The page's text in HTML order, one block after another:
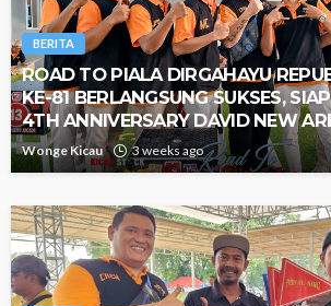
BERITA
ROAD TO PIALA DIRGAHAYU
KE-81 BERLANGSUNG SUKSES,
4TH ANNIVERSARY DAVID NEW
Wonge Kicau 3 weeks ago